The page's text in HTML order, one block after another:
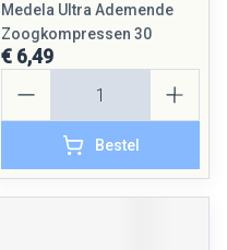
Medela Ultra Ademende
Zoogkompressen 30
€ 6,49
Bestel